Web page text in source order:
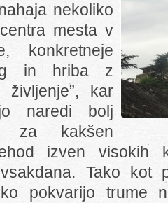
nekoliko
mesta v
konkretneje
in hriba z
življenje”, kar
naredi bolj
za kakšen
izven visokih
Tako kot
pokvarijo trume